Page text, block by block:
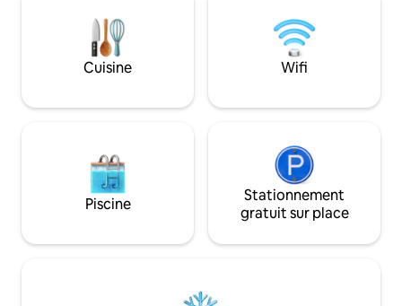
Rosengarten(2,8 km)Spreewald(50 km)Tropical
island(90 km)Slawenburg
Raddusch(52 km)Kromlauer
Park(27 km)Freilichtmuseum
Plastinarium(30 km)
manger nos œufs
pains faits
de baignade est
Cuisine Wifi
Piscine
Stationnement
gratuit sur place